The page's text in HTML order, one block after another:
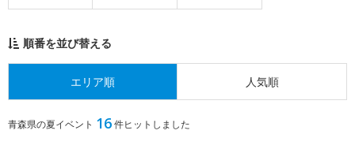
順番を並び替える
エリア順 人気順
青森県の夏イベント 16件ヒットしました